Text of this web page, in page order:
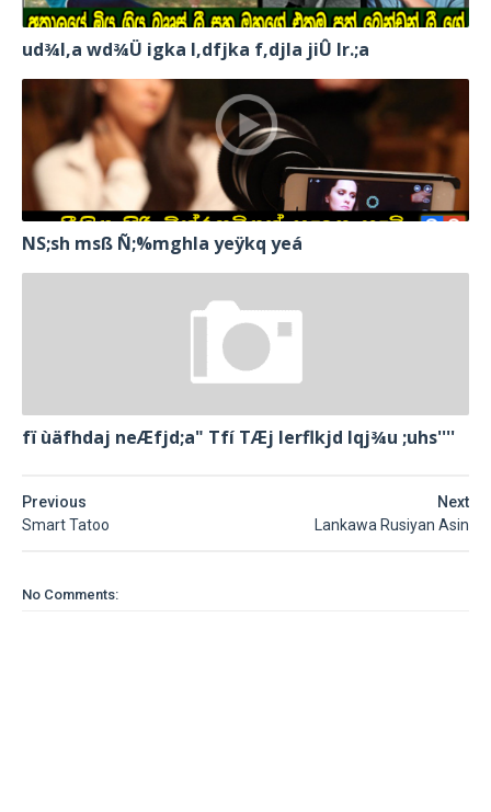
ud¾I,a wd¾Ü igka l,dfjka f,djla jiÛ lr.;a
NS;sh msß Ñ;%mghla yeÿkq yeá
fï ùäfhdaj neÆfjd;a" Tfí TÆj lerflkjd Iqj¾u ;uhs''''
Next
Lankawa Rusiyan Asin
Previous
Smart Tatoo
No Comments: